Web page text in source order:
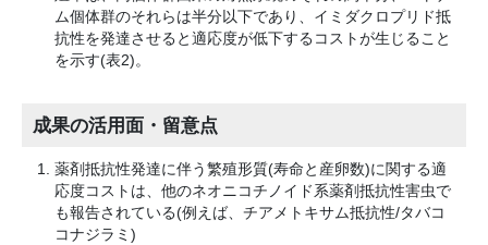
ム個体群のそれらは半分以下であり、イミダクロプリド抵
抗性を発達させると適応度が低下するコストが生じること
を示す(表2)。
成果の活用面・留意点
薬剤抵抗性発達に伴う繁殖形質(寿命と産卵数)に関する適
応度コストは、他のネオニコチノイド系薬剤抵抗性害虫で
も報告されている(例えば、チアメトキサム抵抗性/タバコ
コナジラミ)